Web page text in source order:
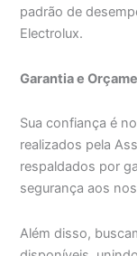
padrão de
Electrolux.
Garantia e
Sua confiança é
realizados pela
respaldados por
segurança aos
Além disso,